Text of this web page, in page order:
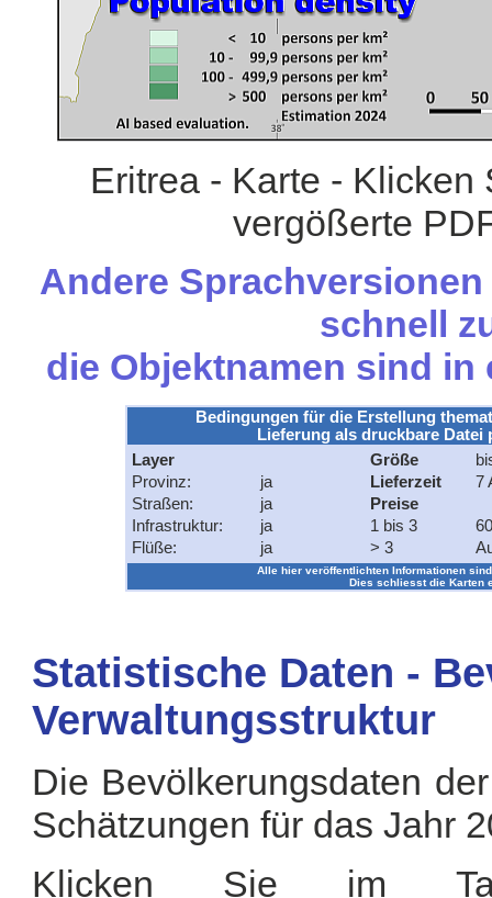
Eritrea - Karte -
vergößerte
Andere
schnell
die Objektnamen sind
Bedingungen für die Erstellung
Lieferung als druckbare Datei
Layer
Provinz:
ja
Straßen:
ja
Infrastruktur:
ja
Flüße:
ja
Größe
Lieferzeit
7
Preise
1 bis 3
> 3
Alle hier veröffentlichten Informationen
Dies schliesst die Karten
Statistische Daten -
Verwaltungsstruktur
Die Bevölkerungsdaten
Schätzungen für das Jahr
Klicken Sie im